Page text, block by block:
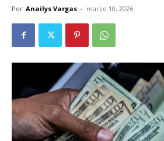
Por Anailys Vargas - marzo 10, 2026